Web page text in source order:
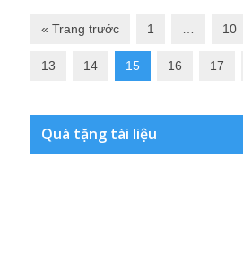
« Trang trước 1 10
13 14 15 16 17
Quà tặng tài liệu